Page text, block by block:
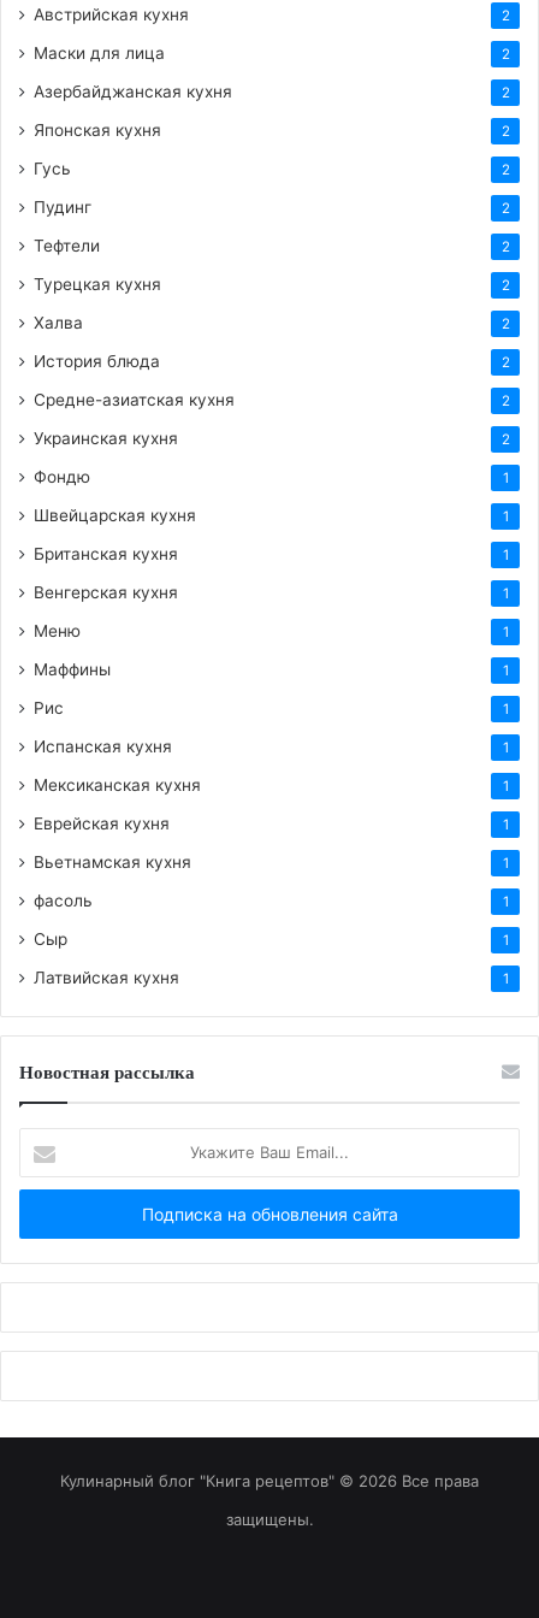
плоды с ярким цветом.
https://femalemir.ru/?p=6636&preview=true
Теги
Австрийская кухня 2
Маски для лица 2
Азербайджанская кухня 2
Японская кухня 2
Гусь 2
Пудинг 2
Тефтели 2
Турецкая кухня 2
Халва 2
История блюда 2
Средне-азиатская кухня 2
Украинская кухня 2
Фондю 1
Швейцарская кухня 1
Британская кухня 1
Венгерская кухня 1
Меню 1
Маффины 1
Рис 1
Испанская кухня 1
Мексиканская кухня 1
Еврейская кухня 1
Вьетнамская кухня 1
фасоль 1
Сыр 1
Латвийская кухня 1
Новостная рассылка
Ваш
Email...
Кулинарный блог "Книга рецептов" © 2026 Все права
защищены.